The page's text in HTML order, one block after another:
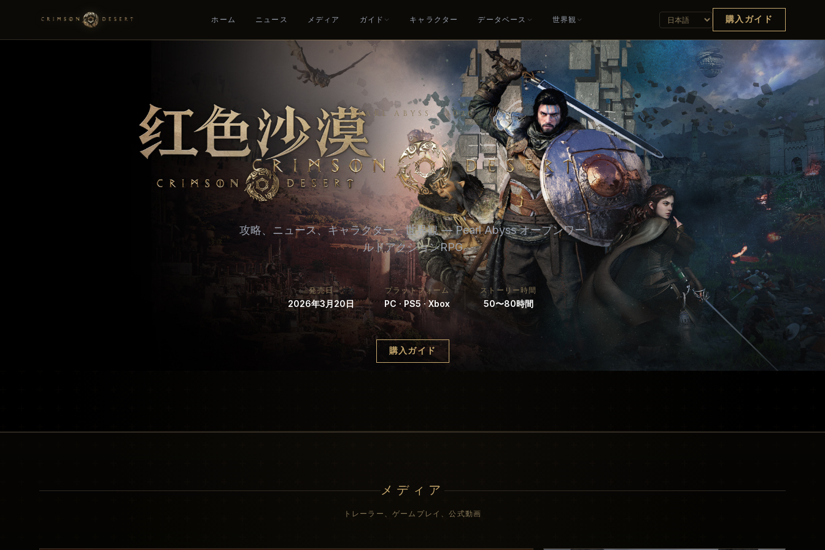
ホーム ニュース メディア ガイド キャラクター データベース 世界観 購入ガイド
PEARL ABYSS · 2026
Crimson Desert - Official Wiki, Guides, Database, and News Hub攻略、ニュース、キャラクター、世界観 — Pearl Abyss オープンワー
ルドアクションRPG
発売日
2026年3月20日
プラットフォーム
PC · PS5 · Xbox
ストーリー時間
50〜80時間
購入ガイド
メディア
トレーラー、ゲームプレイ、公式動画